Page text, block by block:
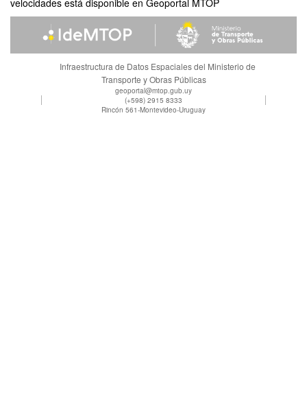
Infraestructura de Datos Espaciales del Ministerio de
Transporte y Obras Públicas
geoportal@mtop.gub.uy
(+598) 2915 8333
Rincón 561-Montevideo-Uruguay